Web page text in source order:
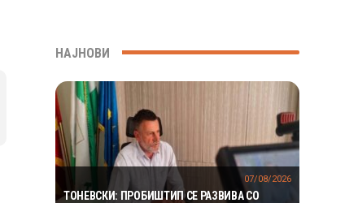
НАЈНОВИ
ТОНЕВСКИ: ПРОБИШТИП СЕ РАЗВИВА СО
07/08/2026